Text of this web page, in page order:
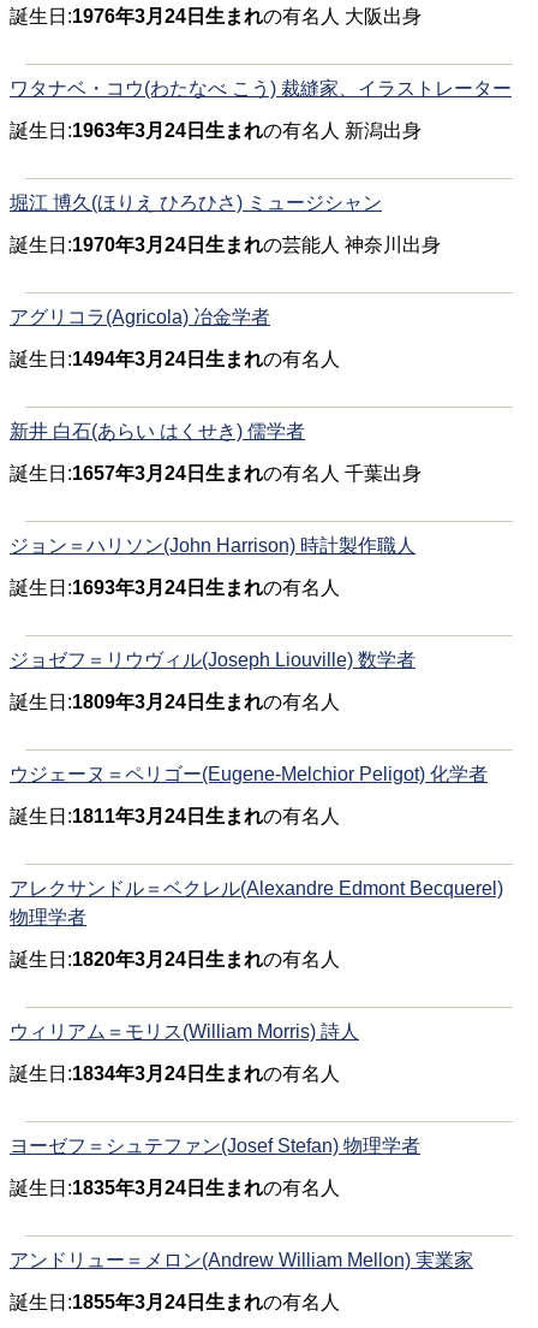
誕生日:1976年3月24日生まれの有名人 大阪出身
ワタナベ・コウ(わたなべ こう) 裁縫家、イラストレーター
誕生日:1963年3月24日生まれの有名人 新潟出身
堀江 博久(ほりえ ひろひさ) ミュージシャン
誕生日:1970年3月24日生まれの芸能人 神奈川出身
アグリコラ(Agricola) 冶金学者
誕生日:1494年3月24日生まれの有名人
新井 白石(あらい はくせき) 儒学者
誕生日:1657年3月24日生まれの有名人 千葉出身
ジョン＝ハリソン(John Harrison) 時計製作職人
誕生日:1693年3月24日生まれの有名人
ジョゼフ＝リウヴィル(Joseph Liouville) 数学者
誕生日:1809年3月24日生まれの有名人
ウジェーヌ＝ペリゴー(Eugene-Melchior Peligot) 化学者
誕生日:1811年3月24日生まれの有名人
アレクサンドル＝ベクレル(Alexandre Edmont Becquerel)
物理学者
誕生日:1820年3月24日生まれの有名人
ウィリアム＝モリス(William Morris) 詩人
誕生日:1834年3月24日生まれの有名人
ヨーゼフ＝シュテファン(Josef Stefan) 物理学者
誕生日:1835年3月24日生まれの有名人
アンドリュー＝メロン(Andrew William Mellon) 実業家
誕生日:1855年3月24日生まれの有名人